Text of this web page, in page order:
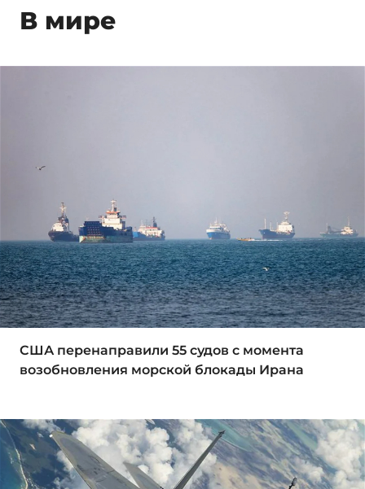
В мире
США перенаправили 55 судов с момента
возобновления морской блокады Ирана